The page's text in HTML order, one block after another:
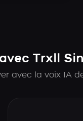
Trxll
avec la voix IA